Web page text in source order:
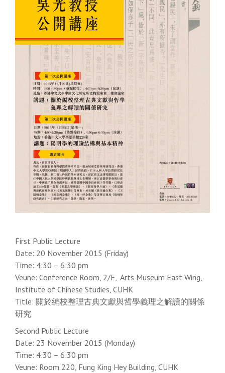
First Public Lecture
Date: 20 November 2015 (Friday)
Time: 4:30 – 6:30 pm
Veune: Conference Room, 2/F, Arts Museum East Wing,
Institute of Chinese Studies, CUHK
Title: 關於編校整理古典文獻與哲學義理之解讀的關係
研究
Second Public Lecture
Date: 23 November 2015 (Monday)
Time: 4:30 – 6:30 pm
Veune: Room 220, Fung King Hey Building, CUHK